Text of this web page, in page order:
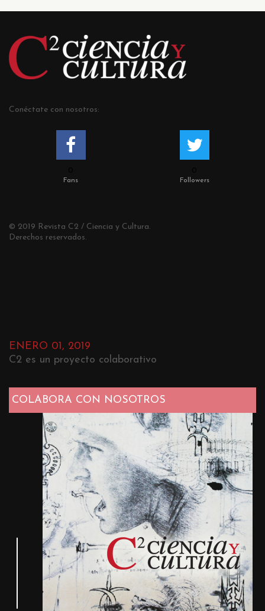
Conéctate con nosotros:
Fans Followers
© 2019 Revista C2 / Ciencia y Cultura.
Derechos reservados.
ENERO 01, 2019
C2 es un proyecto colaborativo
COLABORA CON NOSOTROS